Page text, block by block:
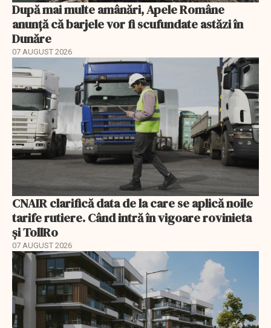
După mai multe amânări, Apele Române
anunță că barjele vor fi scufundate astăzi în
Dunăre
07 AUGUST 2026
CNAIR clarifică data de la care se aplică noile
tarife rutiere. Când intră în vigoare rovinieta
și TollRo
07 AUGUST 2026